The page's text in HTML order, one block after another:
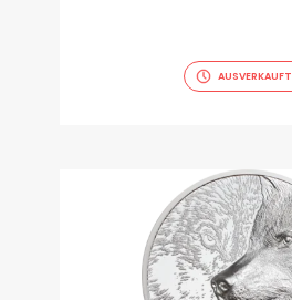
AUSVERKAUFT